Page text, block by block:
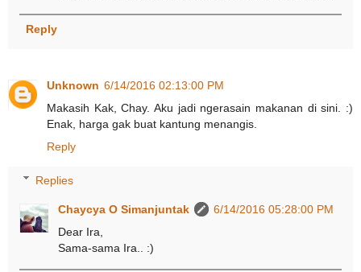
Reply
Unknown 6/14/2016 02:13:00 PM
Makasih Kak, Chay. Aku jadi ngerasain makanan di sini. :)
Enak, harga gak buat kantung menangis.
Reply
Replies
Chaycya O Simanjuntak
6/14/2016 05:28:00 PM
Dear Ira,
Sama-sama Ira.. :)